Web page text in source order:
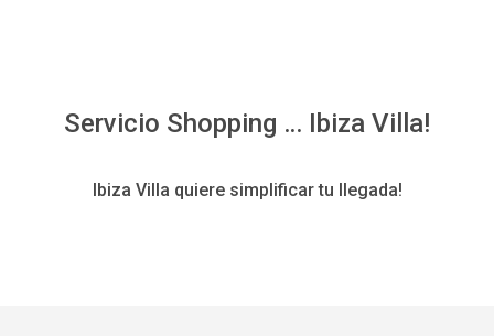
Servicio Shopping … Ibiza Villa!
Ibiza Villa quiere simplificar tu llegada!